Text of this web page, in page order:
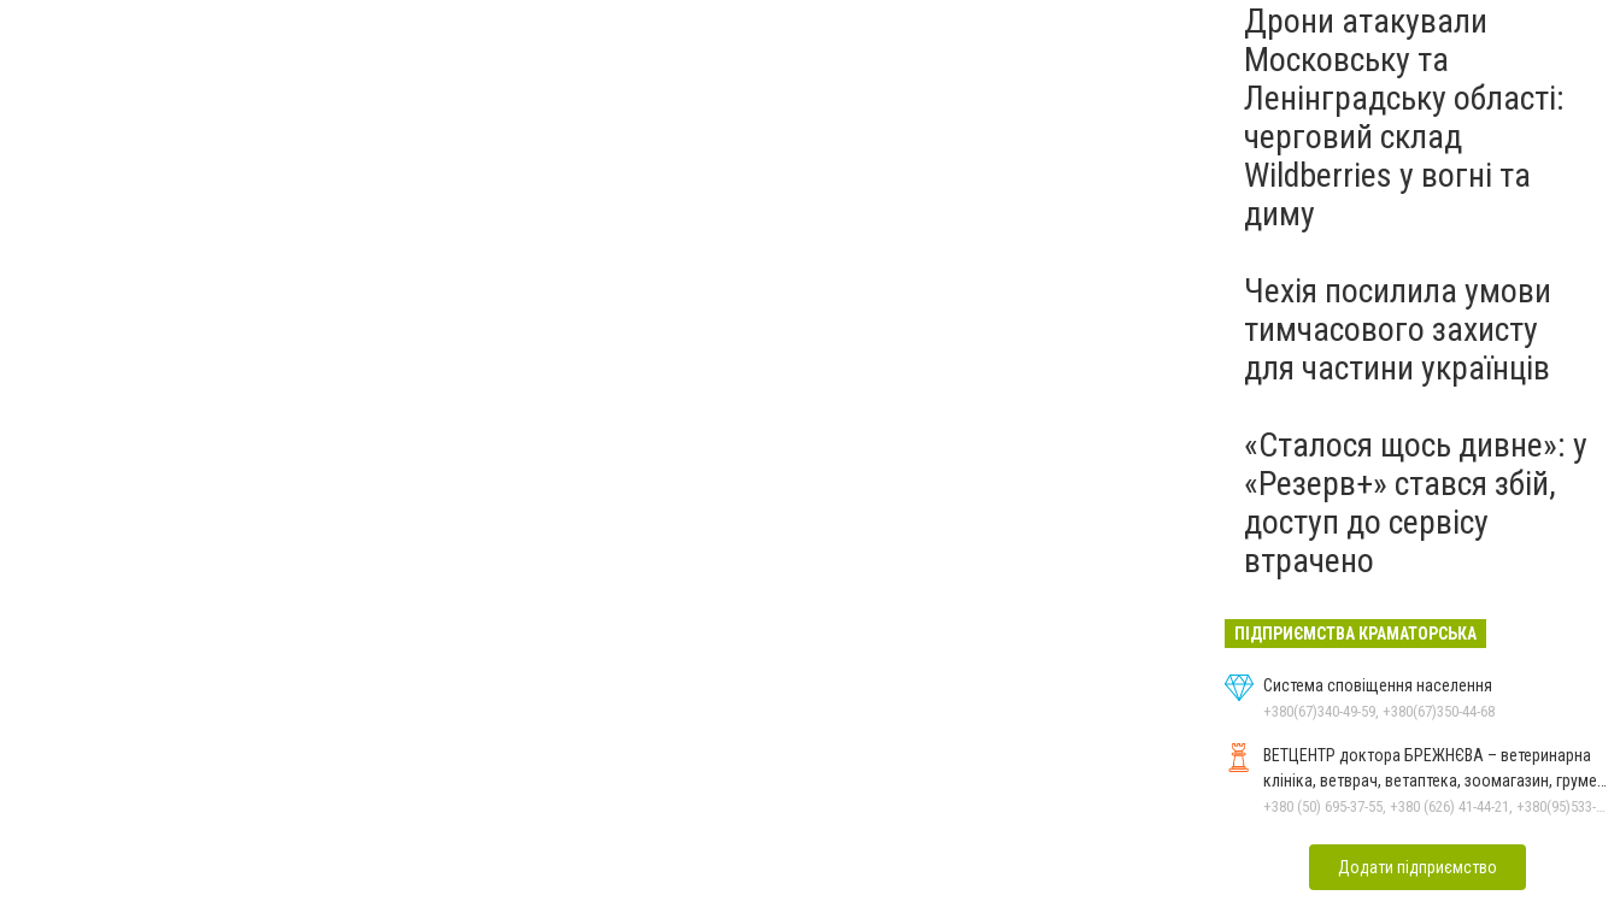
Дрони атакували
Московську та
Ленінградську області:
черговий склад
Wildberries у вогні та
диму
Чехія посилила умови
тимчасового захисту
для частини українців
«Сталося щось дивне»: у
«Резерв+» стався збій,
доступ до сервісу
втрачено
ПІДПРИЄМСТВА КРАМАТОРСЬКА
Система сповіщення населення
+380(67)340-49-59, +380(67)350-44-68
ВЕТЦЕНТР доктора БРЕЖНЄВА – ветеринарна
клініка, ветврач, ветаптека, зоомагазин, грумер,
стрижки.
+380 (50) 695-37-55, +380 (626) 41-44-21, +380(95)533-90-03
Додати підприємство